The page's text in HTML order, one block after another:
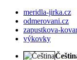
meridla-jirka.cz
odmerovani.cz
zapustkova-
výkovky